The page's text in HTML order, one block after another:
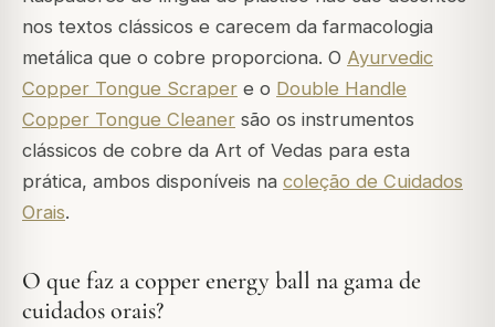
nos textos clássicos e carecem da farmacologia
metálica que o cobre proporciona. O Ayurvedic
Copper Tongue Scraper e o Double Handle
Copper Tongue Cleaner são os instrumentos
clássicos de cobre da Art of Vedas para esta
prática, ambos disponíveis na coleção de Cuidados
Orais.
O que faz a copper energy ball na gama de
cuidados orais?